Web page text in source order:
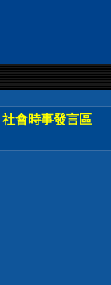
社會時事發言區